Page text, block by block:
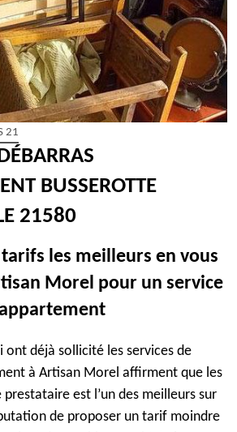
21
BUSSEROTTE
21580
les meilleurs en vous
Morel pour un service
ont déjà sollicité les services de
à Artisan Morel affirment que les
prestataire est l’un des meilleurs sur
de proposer un tarif moindre